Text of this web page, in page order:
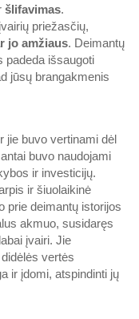
šlifavimas.
priežasčių,
jo amžiaus. Deimantų
padeda išsaugoti
jūsų brangakmenis
jie buvo vertinami dėl
buvo naudojami
ir investicijų.
ir šiuolaikinė
prie deimantų istorijos
akmuo, susidaręs
įvairi. Jie
vertės
ir įdomi, atspindinti jų